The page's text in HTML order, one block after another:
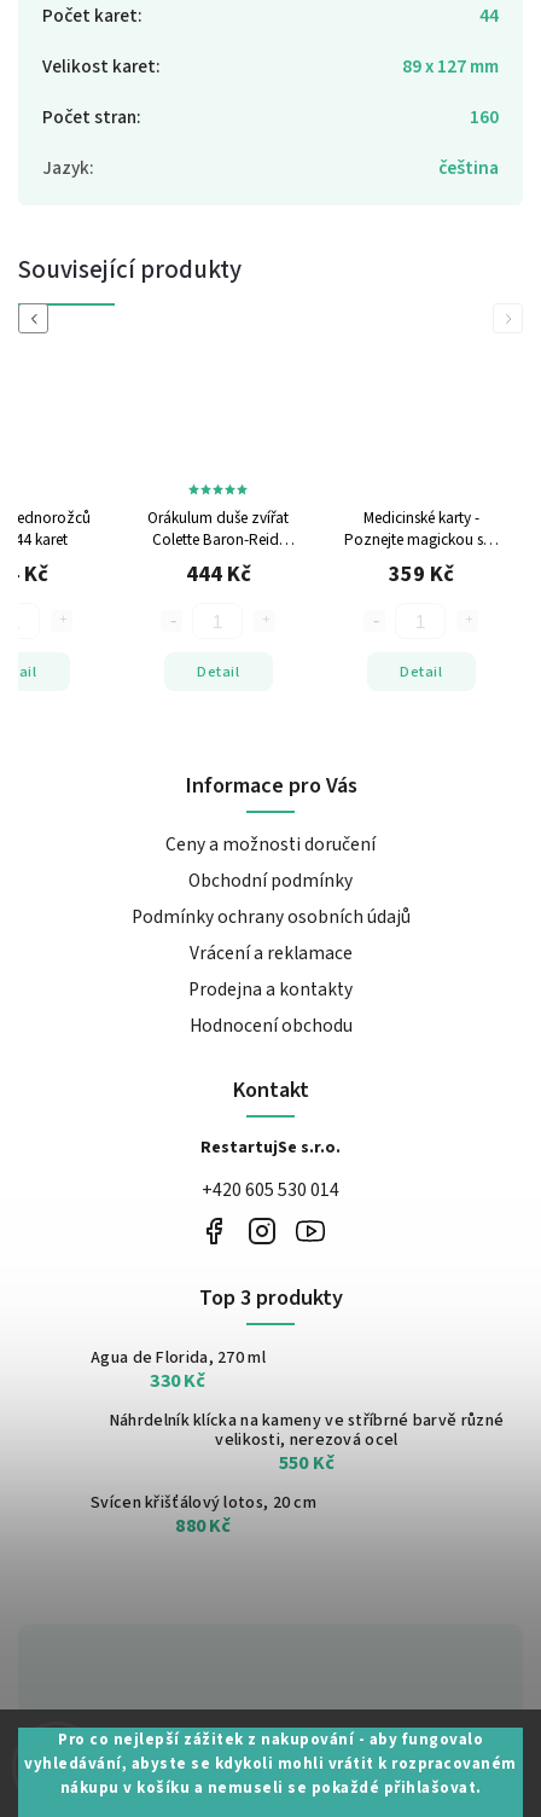
Pro co nejlepší zážitek z nakupování - aby fungovalo
vyhledávání, abyste se kdykoli mohli vrátit k rozpracovaném
nákupu v košíku a nemuseli se pokaždé přihlašovat.
Počet karet:
44
Velikost karet:
89 x 127 mm
Počet stran:
160
Jazyk: čeština
Související produkty
Previous
Jednorožců
44 karet
Kč
Orákulum duše zvířat
Colette Baron-Reid,
Kniha a 67 karet
444 Kč
Detail
Medicinské karty -
Poznejte magickou sílu
zvířat Jamie Sams,
David Carson, Kniha a
359 Kč
Detail
Next
Zákaznická podpora:
+420 605 530 014
Informace pro Vás
Ceny a možnosti doručení
Obchodní podmínky
Podmínky ochrany osobních údajů
Vrácení a reklamace
Prodejna a kontakty
Hodnocení obchodu
Kontakt
RestartujSe s.r.o.
+420 605 530 014
Top 3 produkty
Agua de Florida, 270 ml
330 Kč
Náhrdelník klícka na kameny ve stříbrné barvě různé
velikosti, nerezová ocel
550 Kč
Svícen křišťálový lotos, 20 cm
880 Kč